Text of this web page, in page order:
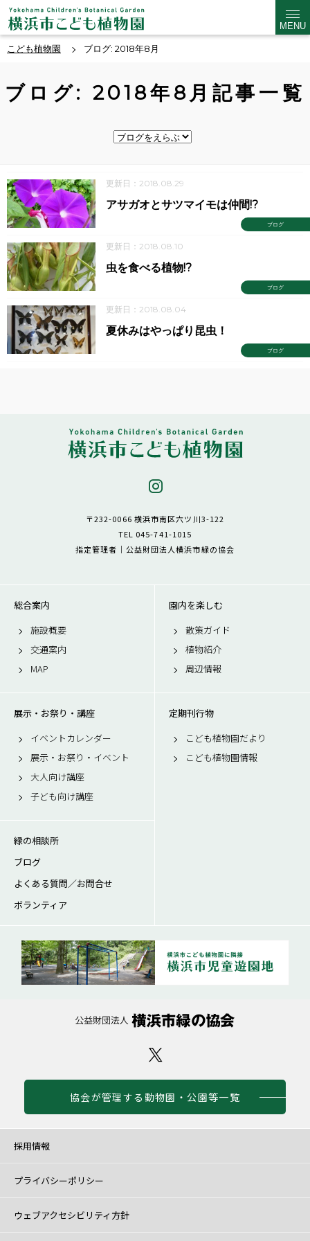
MENU
こども植物園 ブログ: 2018年8月
ブログ: 2018年8月記事一覧
更新日：2018.08.29
ブログ
アサガオとサツマイモは仲間!?
更新日：2018.08.10
ブログ
虫を食べる植物!?
更新日：2018.08.04
ブログ
夏休みはやっぱり昆虫！
〒232-0066 横浜市南区六ツ川3-122
TEL 045-741-1015
指定管理者｜公益財団法人横浜市緑の協会
総合案内
施設概要
交通案内
MAP
園内を楽しむ
散策ガイド
植物紹介
周辺情報
展示・お祭り・講座
イベントカレンダー
展示・お祭り・イベント
大人向け講座
子ども向け講座
定期刊行物
こども植物園だより
こども植物園情報
緑の相談所
ブログ
よくある質問／お問合せ
ボランティア
協会が管理する動物園・公園等一覧
採用情報
プライバシーポリシー
ウェブアクセシビリティ方針